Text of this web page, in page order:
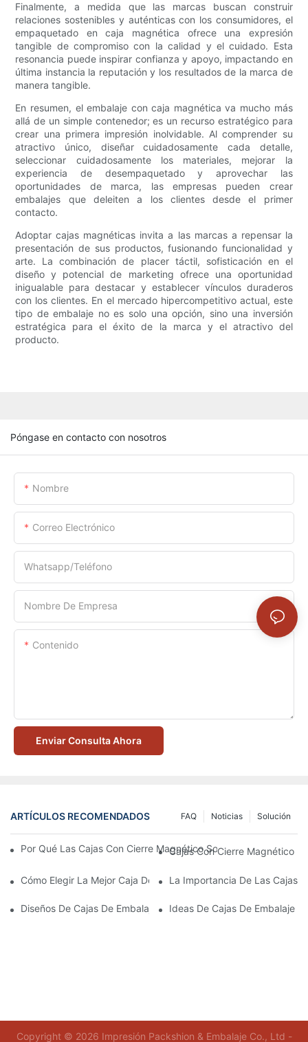
Finalmente, a medida que las marcas buscan construir
relaciones sostenibles y auténticas con los consumidores, el
empaquetado en caja magnética ofrece una expresión
tangible de compromiso con la calidad y el cuidado. Esta
resonancia puede inspirar confianza y apoyo, impactando en
última instancia la reputación y los resultados de la marca de
manera tangible.
En resumen, el embalaje con caja magnética va mucho más
allá de un simple contenedor; es un recurso estratégico para
crear una primera impresión inolvidable. Al comprender su
atractivo único, diseñar cuidadosamente cada detalle,
seleccionar cuidadosamente los materiales, mejorar la
experiencia de desempaquetado y aprovechar las
oportunidades de marca, las empresas pueden crear
embalajes que deleiten a los clientes desde el primer
contacto.
Adoptar cajas magnéticas invita a las marcas a repensar la
presentación de sus productos, fusionando funcionalidad y
arte. La combinación de placer táctil, sofisticación en el
diseño y potencial de marketing ofrece una oportunidad
inigualable para destacar y establecer vínculos duraderos
con los clientes. En el mercado hipercompetitivo actual, este
tipo de embalaje no es solo una opción, sino una inversión
estratégica para el éxito de la marca y el atractivo del
producto.
Póngase en contacto con nosotros
Nombre
Correo Electrónico
Whatsapp/Teléfono
Nombre De Empresa
Contenido
Enviar Consulta Ahora
ARTÍCULOS RECOMENDADOS Solución
Noticias
FAQ
Por Qué Las Cajas Con Cierre Magnético Son La Mejor Opción
Cajas Con Cierre Magnético
Cómo Elegir La Mejor Caja De Embalaje Para Productos De
La Importancia De Las Cajas
Diseños De Cajas De Embalaje Para Productos De Cuidado
Ideas De Cajas De Embalaje
Copyright © 2026 Impresión Packshion & Embalaje Co., Ltd -